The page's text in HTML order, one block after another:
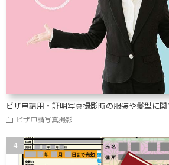
ビザ申請用・証明写真撮影時の服装や髪型に
ビザ申請写真撮影